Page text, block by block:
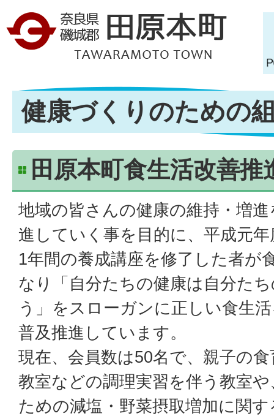
健康づくりのための
田原本町食生活改善推
地域の皆さんの健康の維持・増
進していく事を目的に、平成元
1年間の養成講座を修了した者が
なり「自分たちの健康は自分た
う」をスローガンに正しい食生
普及推進しています。
現在、会員数は50名で、親子の
教室などの調理実習を伴う教室
ための減塩・野菜摂取増加に関